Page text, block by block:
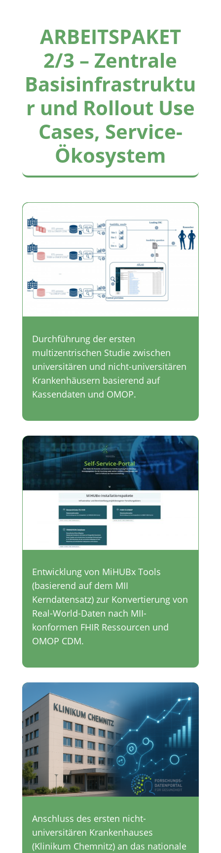
ARBEITSPAKET
2/3 – Zentrale
Basisinfrastruktu
r und Rollout Use
Cases, Service-
Ökosystem
Durchführung der ersten
multizentrischen Studie zwischen
universitären und nicht-universitären
Krankenhäusern basierend auf
Kassendaten und OMOP.
Entwicklung von MiHUBx Tools
(basierend auf dem MII
Kerndatensatz) zur Konvertierung von
Real-World-Daten nach MII-
konformen FHIR Ressourcen und
OMOP CDM.
Anschluss des ersten nicht-
universitären Krankenhauses
(Klinikum Chemnitz) an das nationale